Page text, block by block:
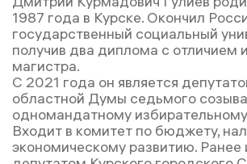
1987 года в Курске. Окончил
государственный социальный
получив два диплома с отличием
магистра.
С 2021 года он является
областной Думы седьмого
одномандатному избирательному
Входит в комитет по бюджету,
экономическому развитию. Ранее